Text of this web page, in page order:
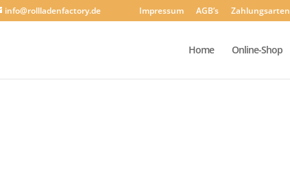
info@rollladenfactory.de Impressum AGB’s Zahlungsarten
Home Online-Shop